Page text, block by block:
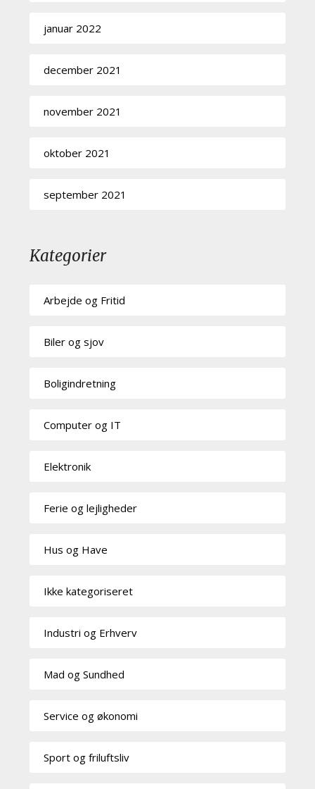
januar 2022
december 2021
november 2021
oktober 2021
september 2021
Kategorier
Arbejde og Fritid
Biler og sjov
Boligindretning
Computer og IT
Elektronik
Ferie og lejligheder
Hus og Have
Ikke kategoriseret
Industri og Erhverv
Mad og Sundhed
Service og økonomi
Sport og friluftsliv